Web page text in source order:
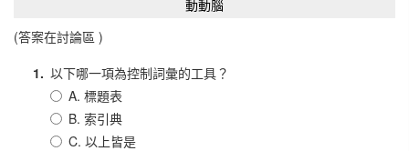
動動腦
(答案在討論區 )
1. 以下哪一項為控制詞彙的工具？
A. 標題表
B. 索引典
C. 以上皆是